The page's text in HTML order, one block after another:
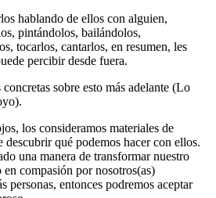
hablando de ellos con alguien,
pintándolos, bailándolos,
tocarlos, cantarlos, en resumen, les
percibir desde fuera.
sobre esto más adelante (Lo
los consideramos materiales de
descubrir qué podemos hacer con ellos.
una manera de transformar nuestro
compasión por nosotros(as)
personas, entonces podremos aceptar